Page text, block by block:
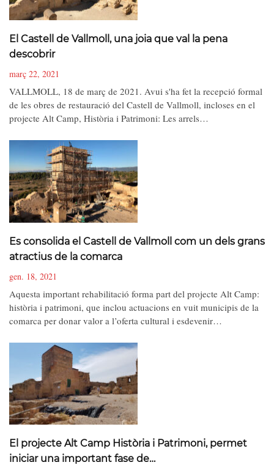
El Castell de Vallmoll, una joia que val la pena
descobrir
març 22, 2021
VALLMOLL, 18 de març de 2021. Avui s'ha fet la recepció formal
de les obres de restauració del Castell de Vallmoll, incloses en el
projecte Alt Camp, Història i Patrimoni: Les arrels…
Es consolida el Castell de Vallmoll com un dels grans
atractius de la comarca
gen. 18, 2021
Aquesta important rehabilitació forma part del projecte Alt Camp:
història i patrimoni, que inclou actuacions en vuit municipis de la
comarca per donar valor a l’oferta cultural i esdevenir…
El projecte Alt Camp Història i Patrimoni, permet
iniciar una important fase de…